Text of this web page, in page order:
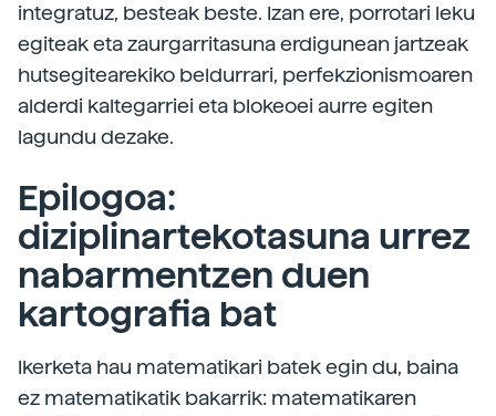
integratuz, besteak beste. Izan ere, porrotari leku
egiteak eta zaurgarritasuna erdigunean jartzeak
hutsegitearekiko beldurrari, perfekzionismoaren
alderdi kaltegarriei eta blokeoei aurre egiten
lagundu dezake.
Epilogoa:
diziplinartekotasuna urrez
nabarmentzen duen
kartografia bat
Ikerketa hau matematikari batek egin du, baina
ez matematikatik bakarrik: matematikaren